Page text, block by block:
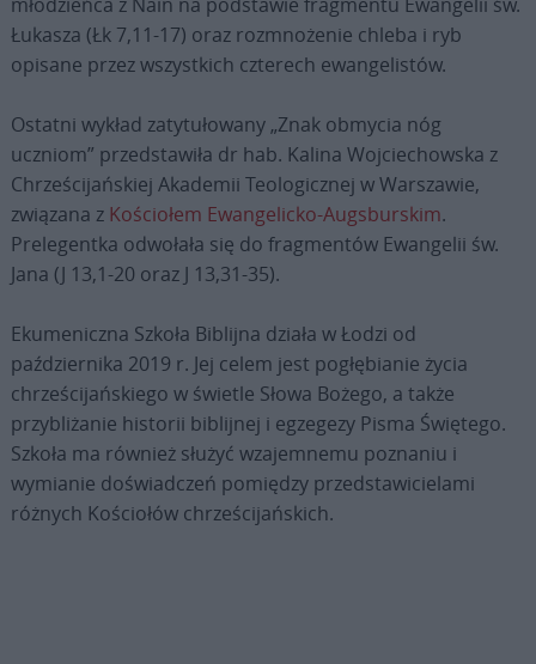
Łukasza (Łk 7,11-17) oraz rozmnożenie chleba i ryb
opisane przez wszystkich czterech ewangelistów.
Ostatni wykład zatytułowany „Znak obmycia nóg
uczniom” przedstawiła dr hab. Kalina Wojciechowska z
Chrześcijańskiej Akademii Teologicznej w Warszawie,
związana z Kościołem Ewangelicko-Augsburskim.
Prelegentka odwołała się do fragmentów Ewangelii św.
Jana (J 13,1-20 oraz J 13,31-35).
Ekumeniczna Szkoła Biblijna działa w Łodzi od
października 2019 r. Jej celem jest pogłębianie życia
chrześcijańskiego w świetle Słowa Bożego, a także
przybliżanie historii biblijnej i egzegezy Pisma Świętego.
Szkoła ma również służyć wzajemnemu poznaniu i
wymianie doświadczeń pomiędzy przedstawicielami
różnych Kościołów chrześcijańskich.